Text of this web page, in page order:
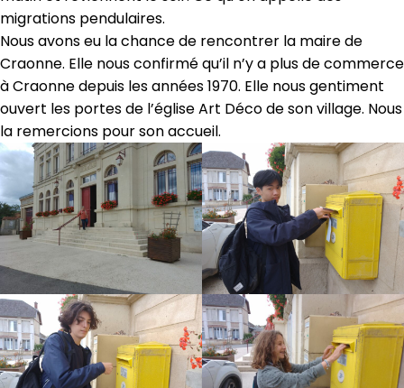
migrations pendulaires.
Nous avons eu la chance de rencontrer la maire de
Craonne. Elle nous confirmé qu’il n’y a plus de commerce
à Craonne depuis les années 1970. Elle nous gentiment
ouvert les portes de l’église Art Déco de son village. Nous
la remercions pour son accueil.